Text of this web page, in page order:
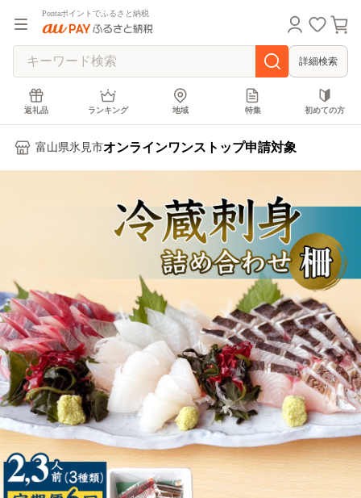
Pontaポイントでふるさと納税
詳細検索
返礼品 ランキング 地域 特集 初めての方
富山県氷見市オンラインワンストップ申請対象